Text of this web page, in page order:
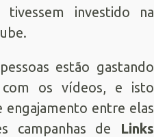
investido na
estão gastando
os vídeos, e isto
entre elas
campanhas de Links